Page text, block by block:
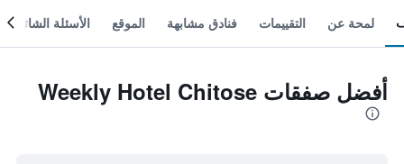
لمحة عن التقييمات فنادق مشابهة الموقع الأسئلة الشائعة
أفضل صفقات Weekly Hotel Chitose